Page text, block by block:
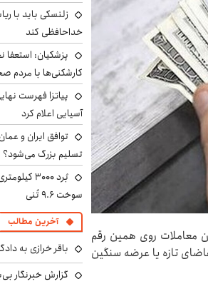
معامله شد و تا پایان معاملات روی همین رقم
تازه یا عرضه سنگین
زلنسکی باید با
خداحافظی کند
پزشکیان: استعفا
کارشکنی‌ها با مردم
پیاتزا فهرست
آسیایی اعلام کرد
توافق ایران و
تسلیم بزرگ می‌شود؟
سوخت ۹.۶ تُنی
آخرین مطالب
باقر خرازی به
گزارش خبرنگار